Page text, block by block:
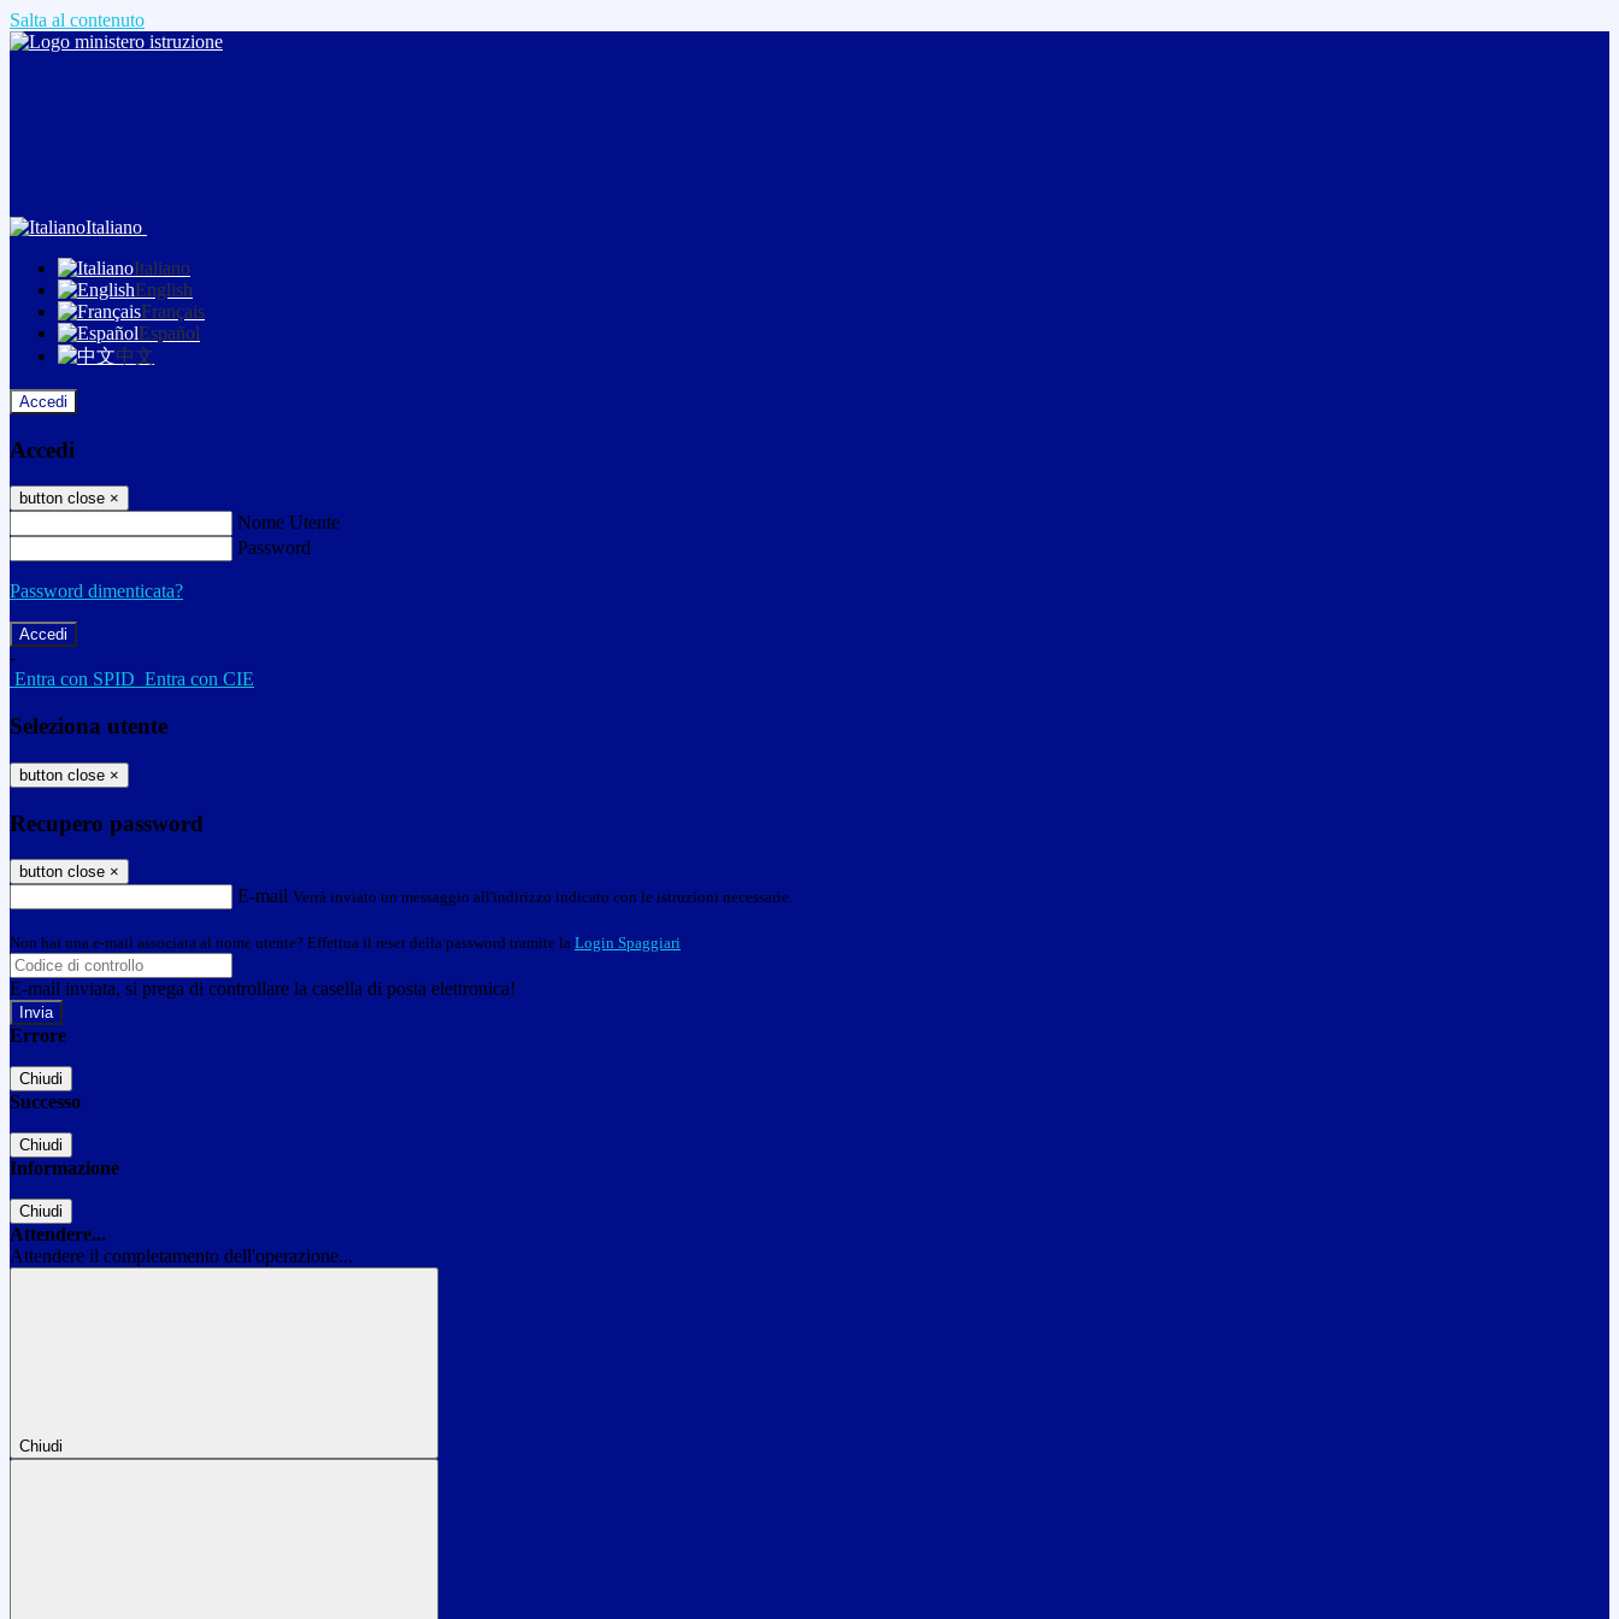
Salta al contenuto
Italiano
Italiano
English
Français
Español
中文
Accedi
Accedi
button close ×
Nome Utente
Password
Password dimenticata?
-
Entra con SPID Entra con CIE
Seleziona utente
button close ×
Recupero password
button close ×
E-mail Verrà inviato un messaggio all'indirizzo indicato con le istruzioni necessarie.
Non hai una e-mail associata al nome utente? Effettua il reset della password tramite la Login Spaggiari
E-mail inviata, si prega di controllare la casella di posta elettronica!
Errore
Chiudi
Successo
Chiudi
Informazione
Chiudi
Attendere...
Attendere il completamento dell'operazione...
Chiudi